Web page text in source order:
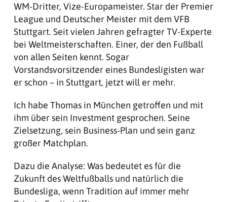
WM-Dritter, Vize-Europameister. Star der Premier
League und Deutscher Meister mit dem VFB
Stuttgart. Seit vielen Jahren gefragter TV-Experte
bei Weltmeisterschaften. Einer, der den Fußball
von allen Seiten kennt. Sogar
Vorstandsvorsitzender eines Bundesligisten war
er schon – in Stuttgart, jetzt will er mehr.
Ich habe Thomas in München getroffen und mit
ihm über sein Investment gesprochen. Seine
Zielsetzung, sein Business-Plan und sein ganz
großer Matchplan.
Dazu die Analyse: Was bedeutet es für die
Zukunft des Weltfußballs und natürlich die
Bundesliga, wenn Tradition auf immer mehr